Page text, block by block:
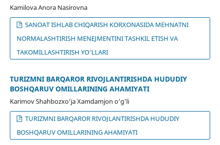
Kamilova Anora Nasirovna
SANOAT ISHLAB CHIQARISH KORXONASIDA MEHNATNI
NORMALASHTIRISH MENEJMENTINI TASHKIL ETISH VA
TAKOMILLASHTIRISH YO‘LLARI
TURIZMNI BARQAROR RIVOJLANTIRISHDA HUDUDIY
BOSHQARUV OMILLARINING AHAMIYATI
Karimov Shahbozxo‘ja Xamdamjon o‘g‘li
TURIZMNI BARQAROR RIVOJLANTIRISHDA HUDUDIY
BOSHQARUV OMILLARINING AHAMIYATI